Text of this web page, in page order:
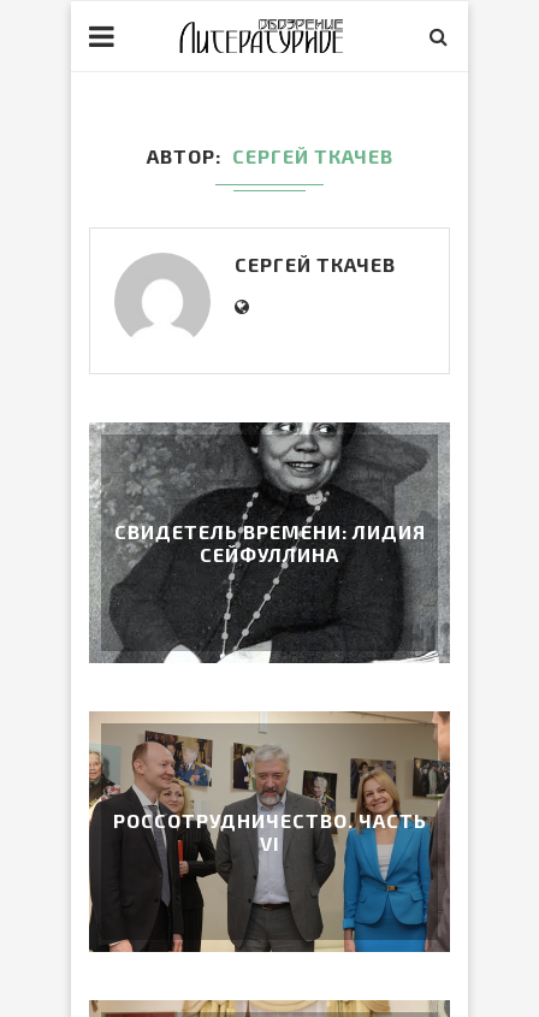
АВТОР СЕРГЕЙ ТКАЧЕВ
СЕРГЕЙ ТКАЧЕВ
СВИДЕТЕЛЬ ВРЕМЕНИ: ЛИДИЯ
СЕЙФУЛЛИНА
РОССОТРУДНИЧЕСТВО. ЧАСТЬ
VI